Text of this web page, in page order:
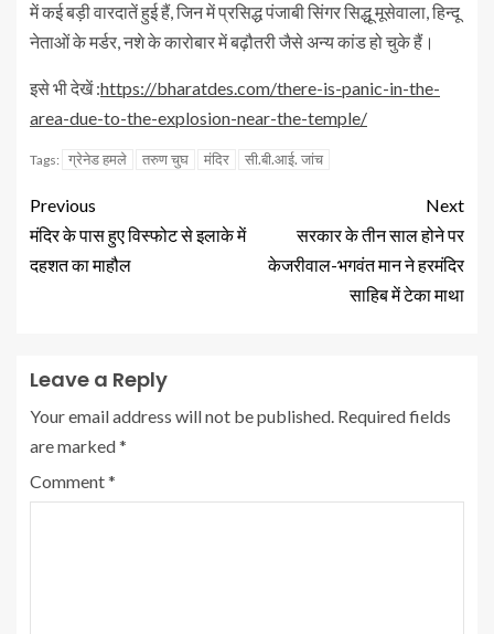
में कई बड़ी वारदातें हुई हैं, जिन में प्रसिद्ध पंजाबी सिंगर सिद्धू मूसेवाला, हिन्दू
नेताओं के मर्डर, नशे के कारोबार में बढ़ौतरी जैसे अन्य कांड हो चुके हैं।
इसे भी देखें :https://bharatdes.com/there-is-panic-in-the-
area-due-to-the-explosion-near-the-temple/
Tags: ग्रेनेड हमले तरुण चुघ मंदिर सी.बी.आई. जांच
Previous
मंदिर के पास हुए विस्फोट से इलाके में
दहशत का माहौल
Next
सरकार के तीन साल होने पर
केजरीवाल-भगवंत मान ने हरमंदिर
साहिब में टेका माथा
Leave a Reply
Your email address will not be published. Required fields
are marked*
Comment*